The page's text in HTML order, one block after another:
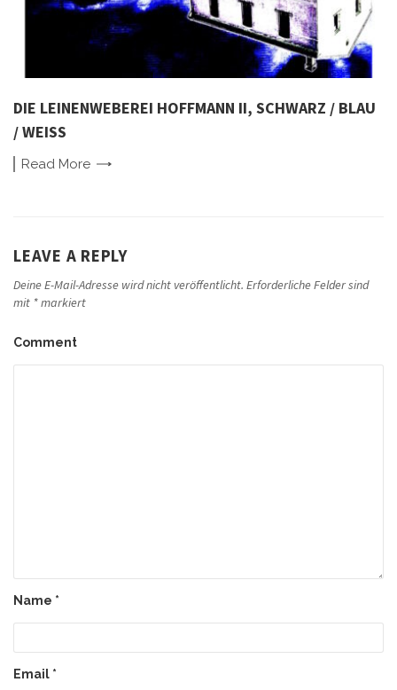
DIE LEINENWEBEREI HOFFMANN II, SCHWARZ / BLAU
/ WEISS
Read More
LEAVE A REPLY
Deine E-Mail-Adresse wird nicht veröffentlicht. Erforderliche Felder sind
mit *markiert
Comment
Name *
Email *